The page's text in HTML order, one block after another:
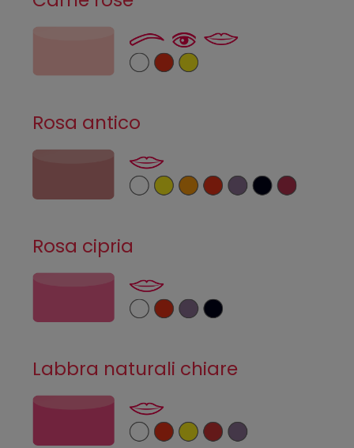
Rosa antico
Rosa cipria
Labbra naturali chiare